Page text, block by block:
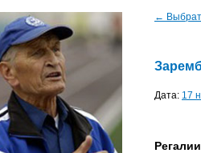
←
Дата: 17